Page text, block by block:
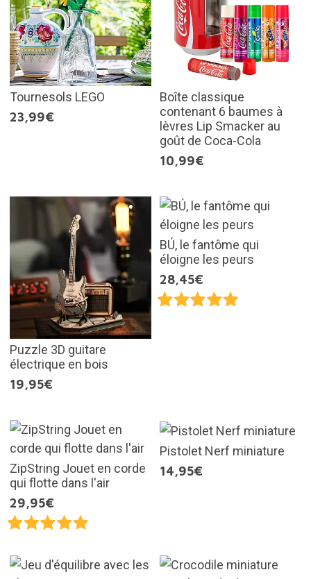
Tournesols LEGO
23,99€
Boîte classique
contenant 6 baumes à
lèvres Lip Smacker au
goût de Coca-Cola
10,99€
Puzzle 3D guitare
électrique en bois
19,95€
BÚ, le fantôme qui
éloigne les peurs
28,45€
ZipString Jouet en corde
qui flotte dans l'air
29,95€
Pistolet Nerf miniature
14,95€